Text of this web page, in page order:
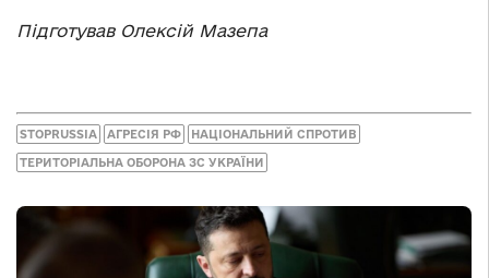
Підготував Олексій Мазепа
STOPRUSSIA АГРЕСІЯ РФ НАЦІОНАЛЬНИЙ СПРОТИВ
ТЕРИТОРІАЛЬНА ОБОРОНА ЗС УКРАЇНИ